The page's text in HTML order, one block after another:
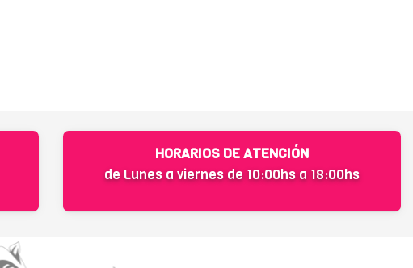
HORARIOS DE ATENCIÓN
de Lunes a viernes de 10:00hs a 18:00hs